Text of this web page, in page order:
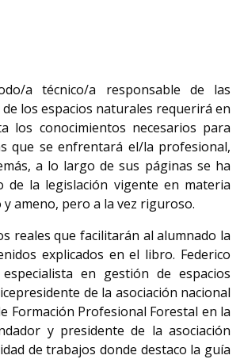
a técnico/a responsable de las
los espacios naturales requerirá en
los conocimientos necesarios para
que se enfrentará el/la profesional,
a lo largo de sus páginas se ha
de la legislación vigente en materia
ameno, pero a la vez riguroso.
reales que facilitarán al alumnado la
explicados en el libro. Federico
en gestión de espacios
de la asociación nacional
Formación Profesional Forestal en la
y presidente de la asociación
de trabajos donde destaco la guía